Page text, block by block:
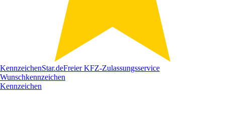
KennzeichenStar.deFreier KFZ-Zulassungsservice
Wunschkennzeichen
Kennzeichen